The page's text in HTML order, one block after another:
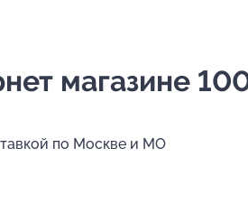
магазине
по Москве и МО